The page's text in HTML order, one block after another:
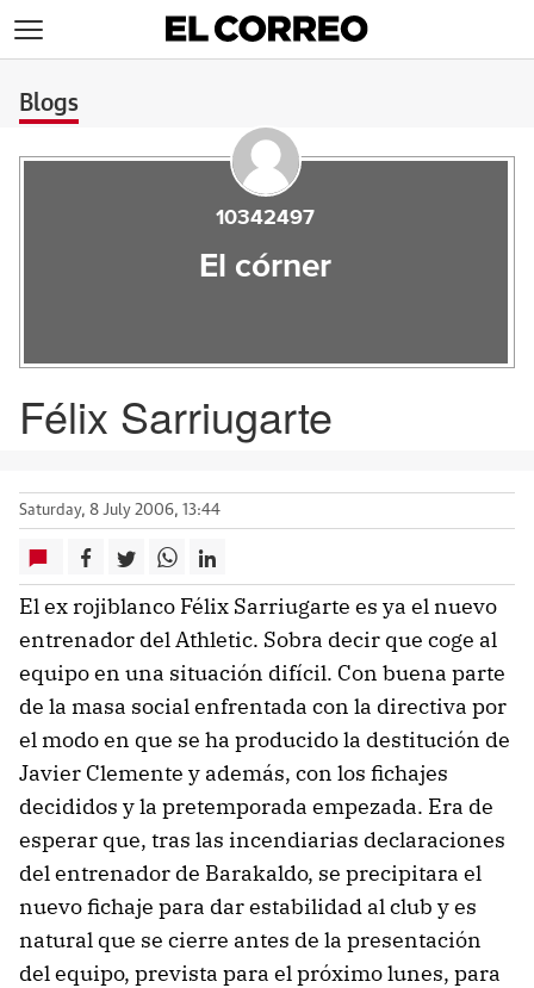
Blogs
10342497
El córner
Félix Sarriugarte
Saturday, 8 July 2006, 13:44
El ex rojiblanco Félix Sarriugarte es ya el nuevo
entrenador del Athletic. Sobra decir que coge al
equipo en una situación difícil. Con buena parte
de la masa social enfrentada con la directiva por
el modo en que se ha producido la destitución de
Javier Clemente y además, con los fichajes
decididos y la pretemporada empezada. Era de
esperar que, tras las incendiarias declaraciones
del entrenador de Barakaldo, se precipitara el
nuevo fichaje para dar estabilidad al club y es
natural que se cierre antes de la presentación
del equipo, prevista para el próximo lunes, para